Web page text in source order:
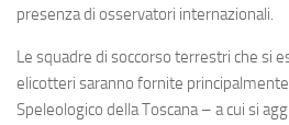
presenza di osservatori internazionali.
Le squadre di soccorso terrestri che si
elicotteri saranno fornite
Speleologico della Toscana – a cui si